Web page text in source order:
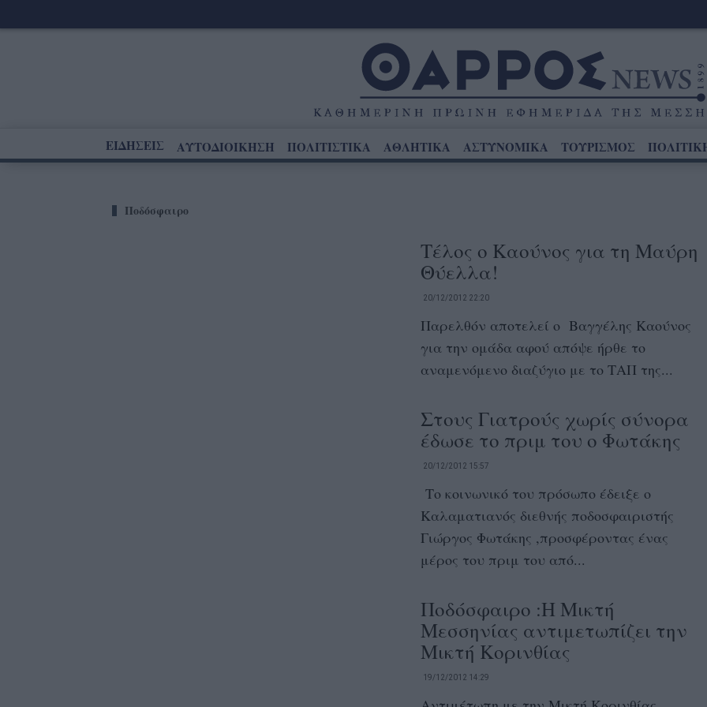
ΕΙΔΗΣΕΙΣ ΑΥΤΟΔΙΟΙΚΗΣΗ ΠΟΛΙΤΙΣΤΙΚΑ ΑΘΛΗΤΙΚΑ ΑΣΤΥΝΟΜΙΚΑ ΤΟΥΡΙΣΜΟΣ
Ποδόσφαιρο
Τέλος ο Καούνος για τη Μαύρη
Θύελλα!
20/12/2012 22:20
Παρελθόν αποτελεί ο Βαγγέλης Καούνος
για την ομάδα αφού απόψε ήρθε το
αναμενόμενο διαζύγιο με το ΤΑΠ της...
Στους Γιατρούς χωρίς σύνορα
έδωσε το πριμ του ο Φωτάκης
20/12/2012 15:57
Το κοινωνικό του πρόσωπο έδειξε ο
Καλαματιανός διεθνής ποδοσφαιριστής
Γιώργος Φωτάκης ,προσφέροντας ένας
μέρος του πριμ του από...
Ποδόσφαιρο :Η Μικτή
Μεσσηνίας αντιμετωπίζει την
Μικτή Κορινθίας
19/12/2012 14:29